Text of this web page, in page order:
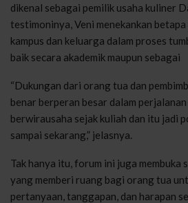
dikenal sebagai pemilik usaha kuliner
testimoninya, Veni menekankan
kampus dan keluarga dalam proses
baik secara akademik maupun sebagai
“Dukungan dari orang tua dan
benar berperan besar dalam
berwirausaha sejak kuliah dan itu jadi
sampai sekarang,” jelasnya.
Tak hanya itu, forum ini juga
yang memberi ruang bagi orang tua
pertanyaan, tanggapan, dan harapan